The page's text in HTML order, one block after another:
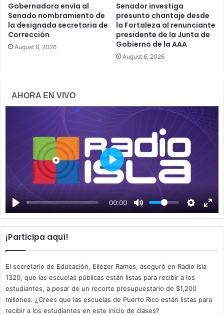
Gobernadora envía al
Senado nombramiento de
la designada secretaria de
Corrección
August 6, 2026
Senador investiga
presunto chantaje desde
la Fortaleza al renunciante
presidente de la Junta de
Gobierno de la AAA
August 6, 2026
AHORA EN VIVO
00:00
P
a
y
¡Participa aquí!
El secretario de Educación, Eliezer Ramos, aseguró en Radio Isla
1320, que las escuelas públicas están listas para recibir a los
estudiantes, a pesar de un recorte presupuestario de $1,200
millones. ¿Crees que las escuelas de Puerto Rico están listas para
recibir a los estudiantes en este inicio de clases?